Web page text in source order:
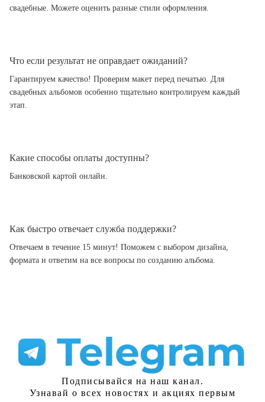
свадебные. Можете оценить разные стили оформления.
Что если результат не оправдает ожиданий?
Гарантируем качество! Проверим макет перед печатью. Для
свадебных альбомов особенно тщательно контролируем каждый
этап.
Какие способы оплаты доступны?
Банковской картой онлайн.
Как быстро отвечает служба поддержки?
Отвечаем в течение 15 минут! Поможем с выбором дизайна,
формата и ответим на все вопросы по созданию альбома.
Подписывайся на наш канал.
Узнавай о всех новостях и акциях первым